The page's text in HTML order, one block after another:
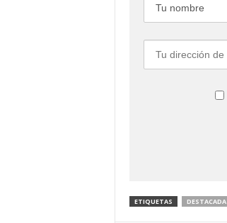
ETIQUETAS DESTACADA